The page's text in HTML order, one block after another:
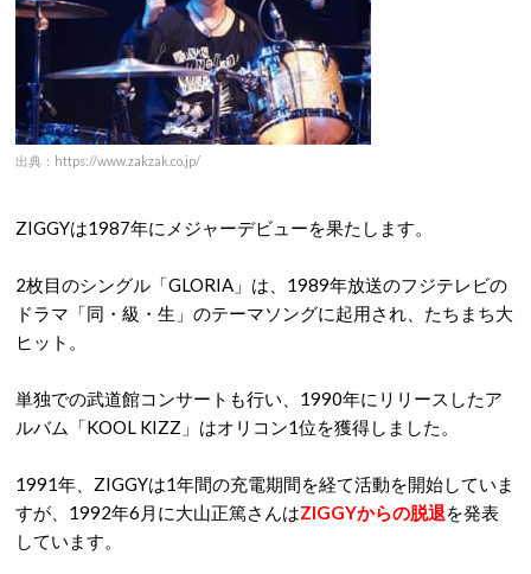
出典：https://www.zakzak.co.jp/
ZIGGYは1987年にメジャーデビューを果たします。
2枚目のシングル「GLORIA」は、1989年放送のフジテレビの
ドラマ「同・級・生」のテーマソングに起用され、たちまち大
ヒット。
単独での武道館コンサートも行い、1990年にリリースしたア
ルバム「KOOL KIZZ」はオリコン1位を獲得しました。
1991年、ZIGGYは1年間の充電期間を経て活動を開始していま
すが、1992年6月に大山正篤さんはZIGGYからの脱退を発表
しています。